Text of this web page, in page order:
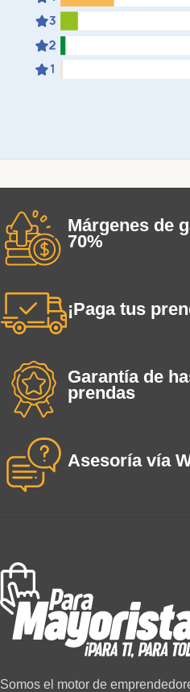
Márgenes de
70%
¡Paga tus
Garantía de
prendas
Asesoría vía
Somos el motor de